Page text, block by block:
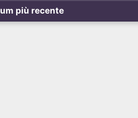
più recente